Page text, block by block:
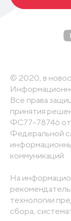
© 2020, в
Все права
принятия
ФС77-78746 от
Федеральной
коммуникаций
На
технологии
сбора,